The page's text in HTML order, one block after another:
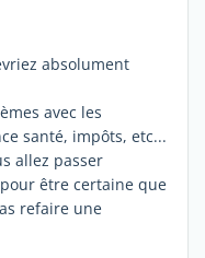
absolument
avec les
santé, impôts, etc...
allez passer
être certaine que
refaire une